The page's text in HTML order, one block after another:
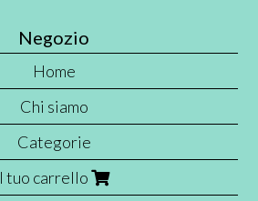
Negozio
Home
Chi siamo
Categorie
tuo carrello